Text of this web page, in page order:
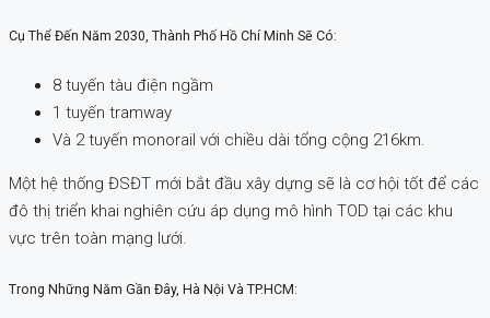
Cụ Thể Đến Năm 2030, Thành Phố Hồ Chí Minh Sẽ Có:
8 tuyến tàu điện ngầm
1 tuyến tramway
Và 2 tuyến monorail với chiều dài tổng cộng 216km.
Một hệ thống ĐSĐT mới bắt đầu xây dựng sẽ là cơ hội tốt để các
đô thị triển khai nghiên cứu áp dụng mô hình TOD tại các khu
vực trên toàn mạng lưới.
Trong Những Năm Gần Đây, Hà Nội Và TP.HCM: